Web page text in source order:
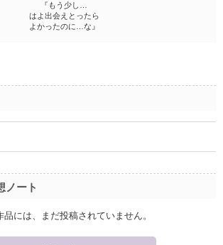
『もう少し…
はよ出会えとったら
よかったのに…な』
ノート
品には、まだ投稿されていません。